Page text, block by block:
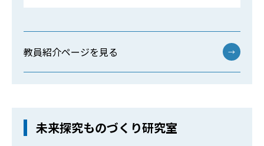
教員紹介ページを見る →
未来探究ものづくり研究室